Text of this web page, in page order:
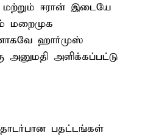
மற்றும் ஈரான் இடையே
மறைமுக
ஹார்முஸ்
அனுமதி அளிக்கப்பட்டு
பதட்டங்கள்